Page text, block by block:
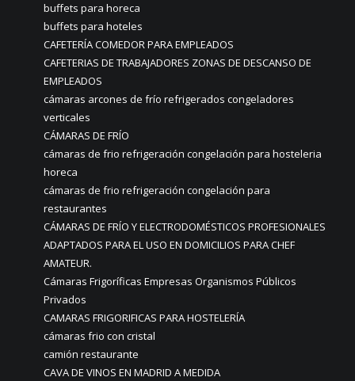
buffets para horeca
buffets para hoteles
CAFETERÍA COMEDOR PARA EMPLEADOS
CAFETERIAS DE TRABAJADORES ZONAS DE DESCANSO DE
EMPLEADOS
cámaras arcones de frío refrigerados congeladores
verticales
CÁMARAS DE FRÍO
cámaras de frio refrigeración congelación para hosteleria
horeca
cámaras de frio refrigeración congelación para
restaurantes
CÁMARAS DE FRÍO Y ELECTRODOMÉSTICOS PROFESIONALES
ADAPTADOS PARA EL USO EN DOMICILIOS PARA CHEF
AMATEUR.
Cámaras Frigoríficas Empresas Organismos Públicos
Privados
CAMARAS FRIGORIFICAS PARA HOSTELERÍA
cámaras frio con cristal
camión restaurante
CAVA DE VINOS EN MADRID A MEDIDA